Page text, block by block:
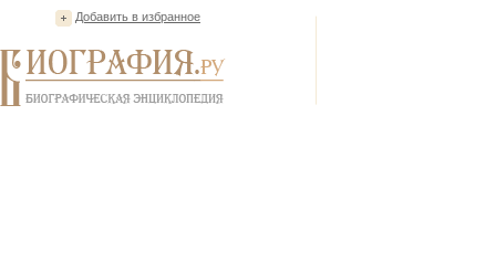
Добавить в избранное